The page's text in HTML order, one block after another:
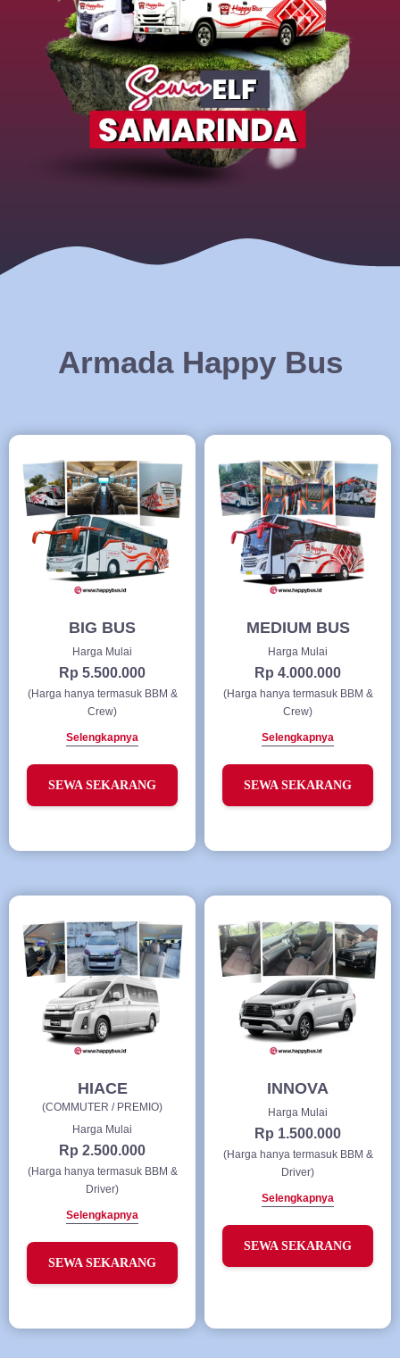
Armada Happy Bus
BIG BUS
Harga Mulai
Rp 5.500.000
(Harga hanya termasuk BBM &
Crew)
Selengkapnya
SEWA SEKARANG
MEDIUM BUS
Harga Mulai
Rp 4.000.000
(Harga hanya termasuk BBM &
Crew)
Selengkapnya
SEWA SEKARANG
HIACE
(COMMUTER / PREMIO)
Harga Mulai
Rp 2.500.000
(Harga hanya termasuk BBM &
Driver)
Selengkapnya
SEWA SEKARANG
INNOVA
Harga Mulai
Rp 1.500.000
(Harga hanya termasuk BBM &
Driver)
Selengkapnya
SEWA SEKARANG